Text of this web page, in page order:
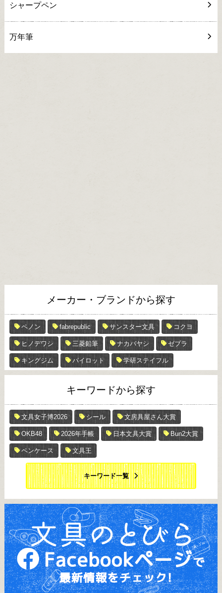
シャープペン
万年筆
メーカー・ブランドから探す
ペノン fabrepublic サンスター文具 コクヨ
ヒノデワシ 三菱鉛筆 ナカバヤシ ゼブラ
キングジム パイロット 学研ステイフル
キーワードから探す
文具女子博2026 シール 文房具屋さん大賞
OKB48 2026年手帳 日本文具大賞 Bun2大賞
ペンケース 文具王
キーワード一覧